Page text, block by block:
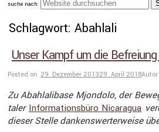
suche nach:
Schlagwort: Abahlali
Unser Kampf um die
Posted on 29. Dezember 201329. April 2018Autor
Zu Abahl­a­li­base Mjondolo, der
taler Infor­ma­ti­ons­büro Nicaragua
dieser Stelle dankens­wer­ter­weise